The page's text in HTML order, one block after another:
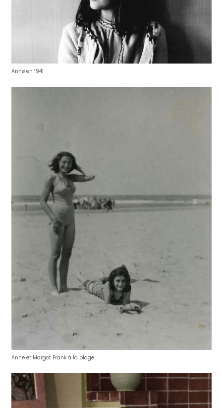
Anne en 1941
Anne et Margot Frank à la plage